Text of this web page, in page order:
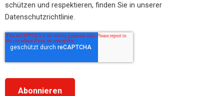
schützen und respektieren, finden Sie in unserer
Datenschutzrichtlinie.